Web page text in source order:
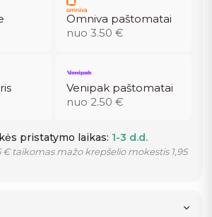
Omniva paštomatai
nuo 3.50 €
Venipak paštomatai
nuo 2.50 €
pristatymo laikas: 1-3 d.d.
€ taikomas mažo krepšelio mokestis 1,95